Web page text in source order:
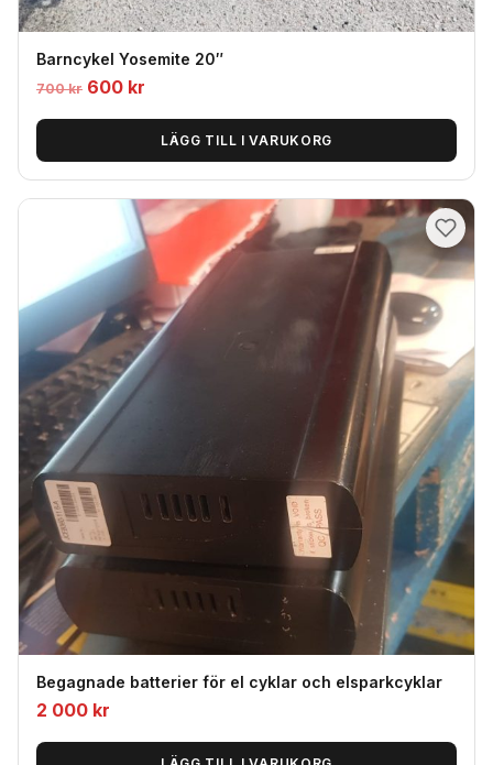
Barncykel Yosemite 20″
700kr Det
ursprungliga
var:
700
600 kr
nuvarande
priset
är:
600
kr.
LÄGG TILL I VARUKORG
Begagnade batterier för el cyklar och elsparkcyklar
2 000 kr